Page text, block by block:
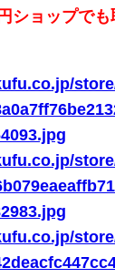
ショップで